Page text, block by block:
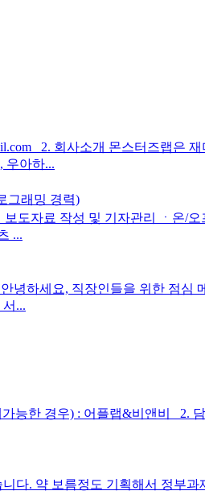
2. 회사소개 몬스터즈랩
우아하...
그래밍 경력)
보도자료 작성 및 기자관리 ㆍ
...
녕하세요, 직장인들을 위한 점
...
한 경우) : 어플랩&비앤비 2. 담
다. 약 보름정도 기획해서 정부